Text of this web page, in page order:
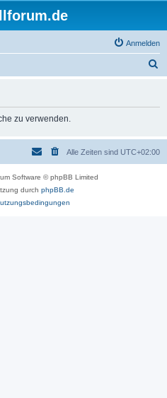
Anmelden
zu verwenden.
Alle Zeiten sind UTC+02:00
Software © phpBB Limited
durch phpBB.de